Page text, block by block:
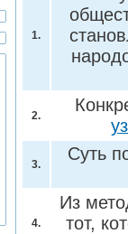
1.
2.
3.
Суть
4.
Из
тот,